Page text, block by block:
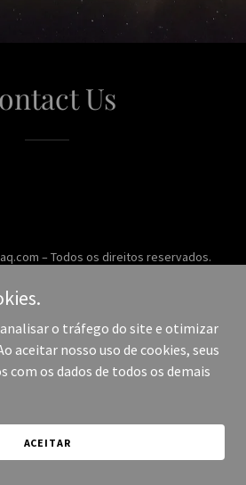
Us
– Todos os direitos reservados.
Desenvolvido por
o tráfego do site e otimizar
aceitar nosso uso de cookies, seus
com os dados de todos os demais
ACEITAR